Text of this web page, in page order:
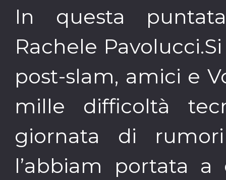
In questa
Rachele
post-slam, amici e
mille difficoltà
giornata di
l’abbiam portata